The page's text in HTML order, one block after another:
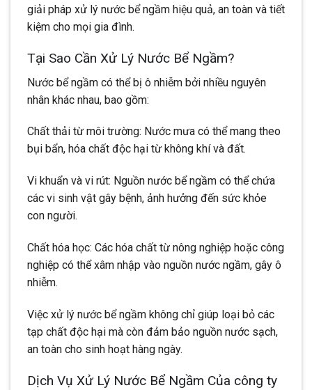
giải pháp xử lý nước bể ngầm hiệu quả, an toàn và tiết
kiệm cho mọi gia đình.
Tại Sao Cần Xử Lý Nước Bể Ngầm?
Nước bể ngầm có thể bị ô nhiễm bởi nhiều nguyên
nhân khác nhau, bao gồm:
Chất thải từ môi trường: Nước mưa có thể mang theo
bụi bẩn, hóa chất độc hại từ không khí và đất.
Vi khuẩn và vi rút: Nguồn nước bể ngầm có thể chứa
các vi sinh vật gây bệnh, ảnh hưởng đến sức khỏe
con người.
Chất hóa học: Các hóa chất từ nông nghiệp hoặc công
nghiệp có thể xâm nhập vào nguồn nước ngầm, gây ô
nhiễm.
Việc xử lý nước bể ngầm không chỉ giúp loại bỏ các
tạp chất độc hại mà còn đảm bảo nguồn nước sạch,
an toàn cho sinh hoạt hàng ngày.
Dịch Vụ Xử Lý Nước Bể Ngầm Của công ty